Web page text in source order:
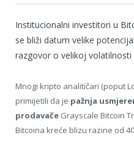
Institucionalni investitori u
se bliži datum velike
razgovor o velikoj volatilnosti
Mnogi kripto analitičari (poput
primijetili da je pažnja
prodavače Grayscale Bitcoin
Bitcoina kreće blizu razine od